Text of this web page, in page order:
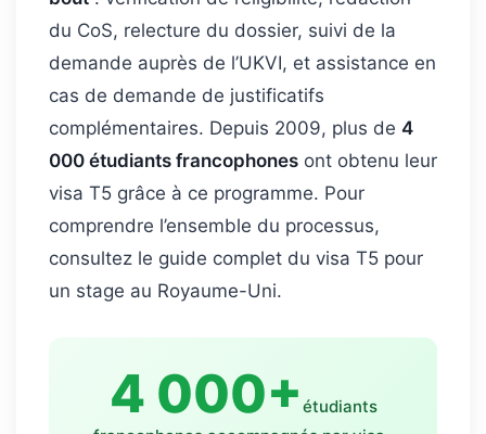
du CoS, relecture du dossier, suivi de la
demande auprès de l’UKVI, et assistance en
cas de demande de justificatifs
complémentaires. Depuis 2009, plus de 4
000 étudiants francophones ont obtenu leur
visa T5 grâce à ce programme. Pour
comprendre l’ensemble du processus,
consultez le guide complet du visa T5 pour
un stage au Royaume-Uni.
4 000+ étudiants